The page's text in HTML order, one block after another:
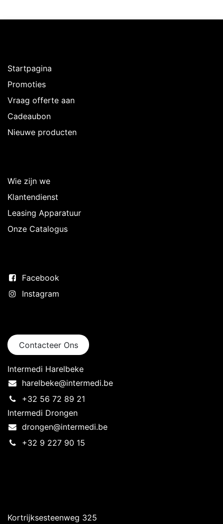
Startpagina
Promoties
Vraag offerte aan
Cadeaubon
Nieuwe producten
Wie zijn we
Klantendienst
Leasing Apparatuur
Onze Catalogus
Facebook
Instagram
Contacteer Ons
Intermedi Harelbeke
harelbeke@intermedi.be
+32 56 72 89 21
Intermedi Drongen
drongen@intermedi.be
+32 9 227 90 15
Kortrijksesteenweg 325